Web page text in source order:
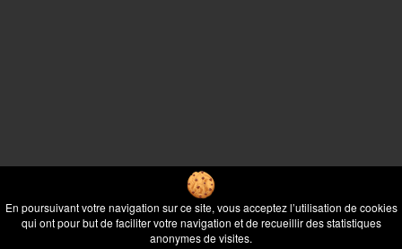
En poursuivant votre navigation sur ce site, vous acceptez l’utilisation de cookies
qui ont pour but de faciliter votre navigation et de recueillir des statistiques
anonymes de visites.